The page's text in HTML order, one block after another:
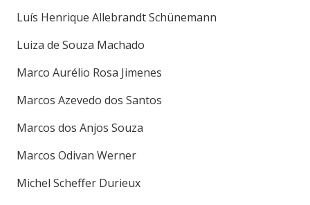
Luís Henrique Allebrandt Schünemann
Luiza de Souza Machado
Marco Aurélio Rosa Jimenes
Marcos Azevedo dos Santos
Marcos dos Anjos Souza
Marcos Odivan Werner
Michel Scheffer Durieux